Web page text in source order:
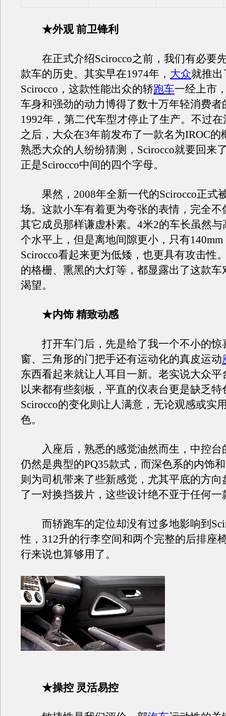
★外观 前卫锋利
在正式介绍Scirocco之前，我们有必要
款车的历史。其实早在1974年， 大众就推出
Scirocco，这款性能出众的轿跑车一经上市
车身和强劲的动力博得了数十万年轻消费者
1992年，第二代车型才停止了生产。不过
之后，大众在3年前发布了一款名为IROC的
熟悉大众的人纷纷猜测，Scirocco就要回来
正是Scirocco中间的四个字母。
果然，2008年全新一代的Scirocco正式
场。这款小车有着更为夸张的表情，完全不
其它成员那样谦虚朴素。4米2的车长虽然
个水平上，但是离地间隙更小，只有
Scirocco看起来更为低矮，也更具有攻击性
的格栅、熏黑的大灯等，都显露出了这款车
渴望。
★内饰 精致动感
打开车门后，先是给了我一个不小的惊
窗、三角形的门把手还有运动化的真皮运动
东西看起来就让人耳目一新。老实说大众平
以来都有些刻板，平直的仪表台更是缺乏特
Scirocco的变化则让人满意，无论观感或实
色。
入座后，熟悉的感觉油然而生，中控台
仍然是典型的PQ35款式，而深色系的内饰
则为司机带来了些新感觉，尤其平底的方向
了一对换挡拨片，这些设计绝不亚于任何一
而轿跑车的定位却没有过多地影响到
性，312升的行李空间和两个完整的后排座
行来说也算够用了。
★操控 灵活易控